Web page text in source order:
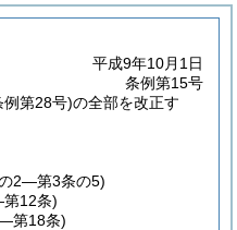
平成9年10月1日
条例第15号
第28号)の全部を改正す
2―第3条の5)
12条)
第18条)